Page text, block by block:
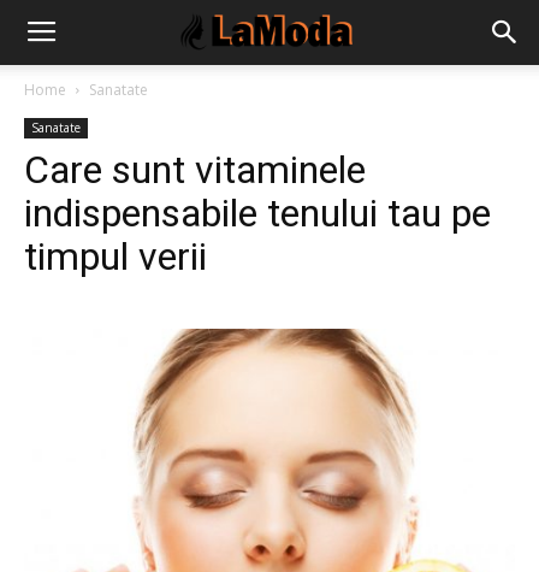
Home Sanatate
Sanatate
Care sunt vitaminele
indispensabile tenului tau pe
timpul verii